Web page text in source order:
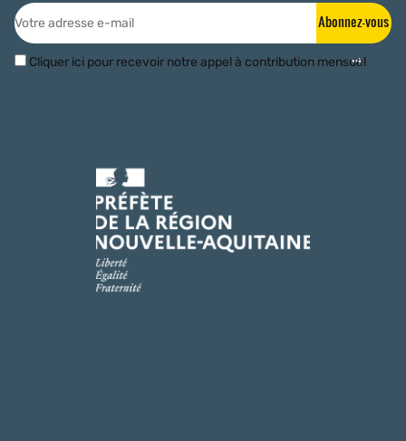
Abonnez-vous
Cliquer ici pour recevoir notre appel à contribution mensuel